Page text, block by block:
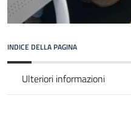
INDICE DELLA PAGINA
Ulteriori informazioni